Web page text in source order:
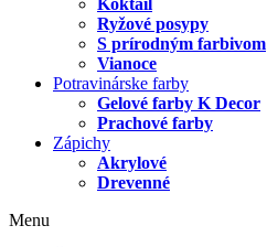
Koktail
Ryžové posypy
S prírodným farbivom
Vianoce
Potravinárske farby
Gelové farby K Decor
Prachové farby
Zápichy
Akrylové
Drevenné
Menu